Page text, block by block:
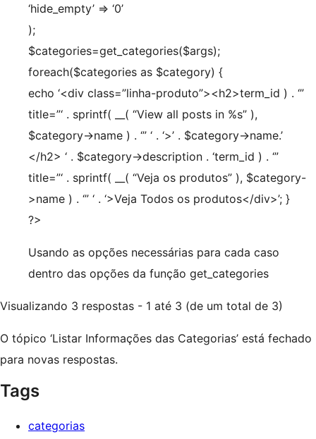
‘hide_empty’ => ‘0’
);
$categories=get_categories($args);
foreach($categories as $category) {
echo ‘<div class=”linha-produto”><h2>term_id ) . ‘”
title=”‘ . sprintf( __( “View all posts in %s” ),
$category->name ) . ‘” ‘ . ‘>’ . $category->name.’
</h2> ‘ . $category->description . ‘term_id ) . ‘”
title=”‘ . sprintf( __( “Veja os produtos” ), $category-
>name ) . ‘” ‘ . ‘>Veja Todos os produtos</div>’; }
?>
Usando as opções necessárias para cada caso
dentro das opções da função get_categories
Visualizando 3 respostas - 1 até 3 (de um total de 3)
O tópico ‘Listar Informações das Categorias’ está fechado
para novas respostas.
Tags
categorias